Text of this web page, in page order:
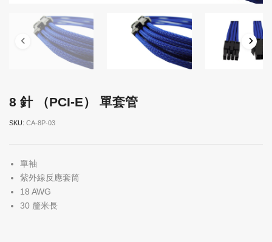
8 針 （PCI-E） 單套管
SKU: CA-8P-03
單袖
紫外線反應套筒
18 AWG
30 釐米長